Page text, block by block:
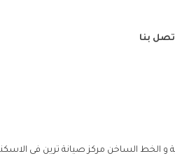
بنا
و الخط الساخن مركز صيانة ترين فى